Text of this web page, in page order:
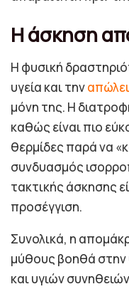
Η άσκηση
Η φυσική
υγεία και την
μόνη της. Η
καθώς είναι πιο
θερμίδες παρά να
συνδυασμός
τακτικής άσκησης
προσέγγιση.
Συνολικά, η
μύθους βοηθά στην
και υγιών